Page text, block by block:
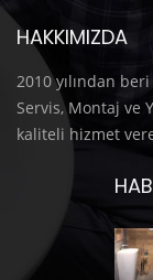
HAKKIMIZDA
2010 yılından
Servis, Montaj ve
kaliteli hizmet